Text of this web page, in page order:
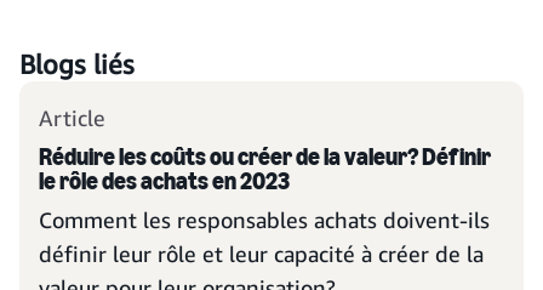
Blogs liés
Article
Réduire les coûts ou créer de la valeur? Définir
le rôle des achats en 2023
Comment les responsables achats doivent-ils
définir leur rôle et leur capacité à créer de la